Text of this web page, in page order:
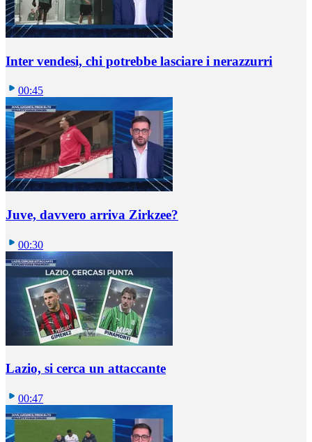
Inter vendesi, chi potrebbe lasciare i nerazzurri
00:45
Juve, davvero arriva Zirkzee?
00:30
Lazio, si cerca un attaccante
00:47